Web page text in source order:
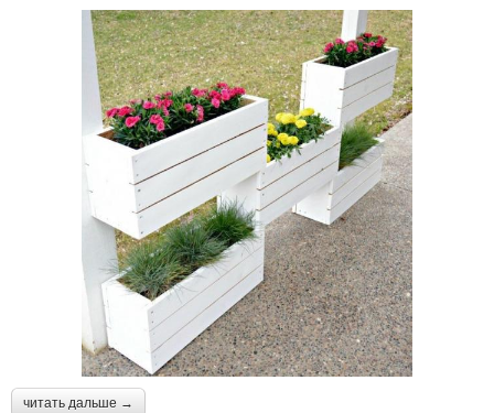
читать дальше →